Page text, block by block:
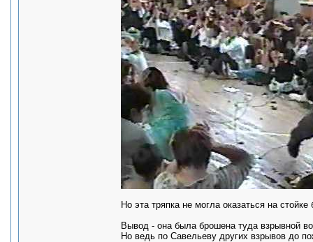
Но эта тряпка не могла оказаться на
Вывод - она была брошена туда взрывной
Но ведь по Савельеву других взрывов до